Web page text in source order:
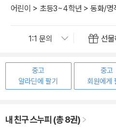
어린이 > 초등3~4학년 > 동화/명
선
중고
알라딘에 팔기
중고
회원에게
내 친구 스누피 (총 8권)